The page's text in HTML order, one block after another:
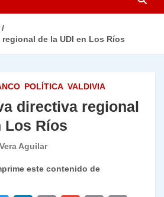
de la UDI en Los Ríos
POLÍTICA VALDIVIA
directiva regional
Los Ríos
Aguilar
este contenido de